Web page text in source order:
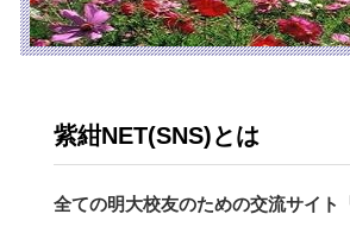
紫紺NET(SNS)とは
全ての明大校友のための交流サイト